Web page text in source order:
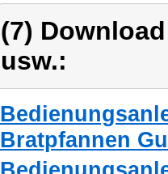
(7)
usw.:
Bratpfannen